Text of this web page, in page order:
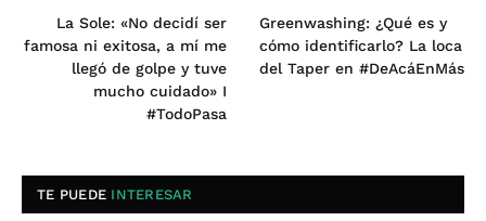
La Sole: «No decidí ser
famosa ni exitosa, a mí me
llegó de golpe y tuve
mucho cuidado» I
#TodoPasa
Greenwashing: ¿Qué es y
cómo identificarlo? La loca
del Taper en #DeAcáEnMás
TE PUEDE INTERESAR